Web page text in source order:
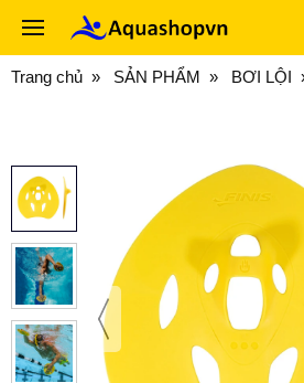
Trang chủ SẢN PHẨM BƠI LỘI